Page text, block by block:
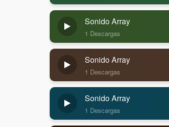
Sonido Array
1 Descargas
Sonido Array
1 Descargas
Sonido Array
1 Descargas